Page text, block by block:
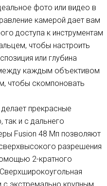
фото или видео в
камерой дает вам
доступа к инструментам
чтобы настроить
или глубина
каждым объективом
чтобы скомпоновать
прекрасные
и с дальнего
Fusion 48 Мп позволяют
разрешения
2-кратного
экстремально крупным